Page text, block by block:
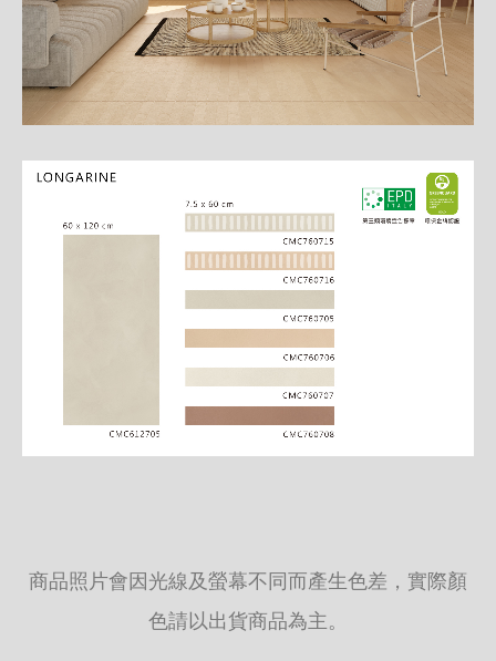
商品照片會因光線及螢幕不同而產生色差，實際顏
色請以出貨商品為主。